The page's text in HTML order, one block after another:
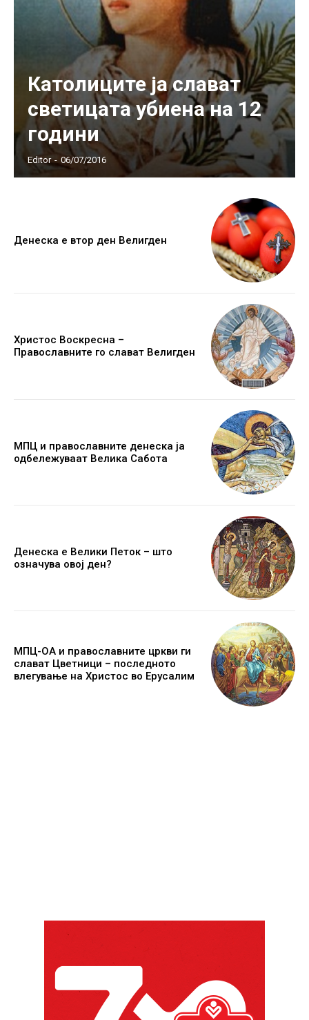
Католиците ја слават
светицата убиена на 12
години
Editor - 06/07/2016
Денеска е втор ден Велигден
Христос Воскресна –
Православните го слават Велигден
МПЦ и православните денеска ја
одбележуваат Велика Сабота
Денеска е Велики Петок – што
означува овој ден?
МПЦ-ОА и православните цркви ги
слават Цветници – последното
влегување на Христос во Ерусалим